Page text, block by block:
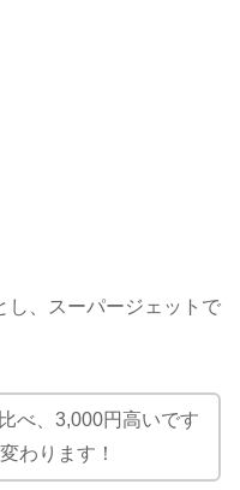
し、スーパージェットで
べ、3,000円高いです
わります！